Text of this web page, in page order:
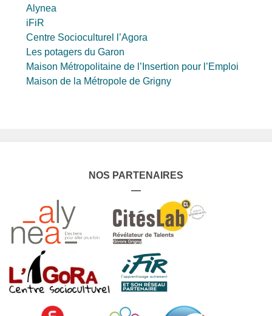
Alynea
iFiR
Centre Socioculturel l’Agora
Les potagers du Garon
Maison Métropolitaine de l’Insertion pour l’Emploi
Maison de la Métropole de Grigny
NOS PARTENAIRES
—